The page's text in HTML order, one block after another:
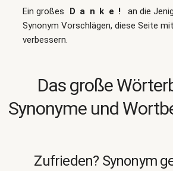
Ein großes Danke!
an die
Synonym Vorschlägen, diese Seite
verbessern.
Das große
Synonyme und
Zufrieden? Synonym